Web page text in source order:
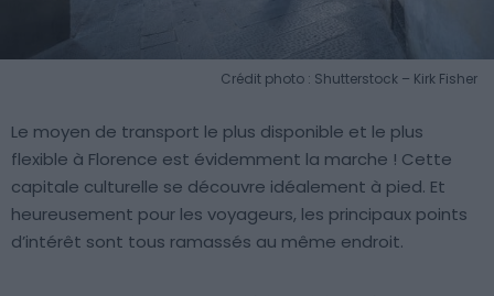
Crédit photo : Shutterstock – Kirk Fisher
Le moyen de transport le plus disponible et le plus
flexible à Florence est évidemment la marche ! Cette
capitale culturelle se découvre idéalement à pied. Et
heureusement pour les voyageurs, les principaux points
d’intérêt sont tous ramassés au même endroit.